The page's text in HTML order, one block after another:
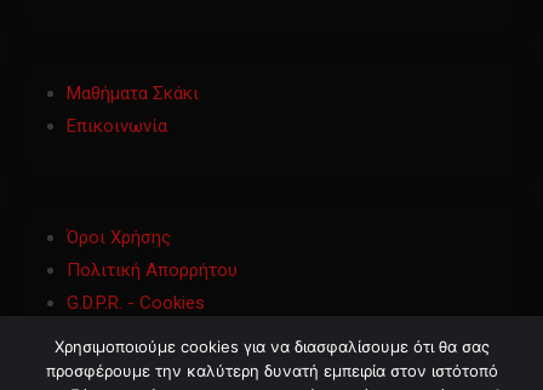
Μαθήματα Σκάκι
Επικοινωνία
Όροι Χρήσης
Πολιτική Απορρήτου
G.D.P.R. - Cookies
Χρησιμοποιούμε cookies για να διασφαλίσουμε ότι θα σας
προσφέρουμε την καλύτερη δυνατή εμπειρία στον ιστότοπό